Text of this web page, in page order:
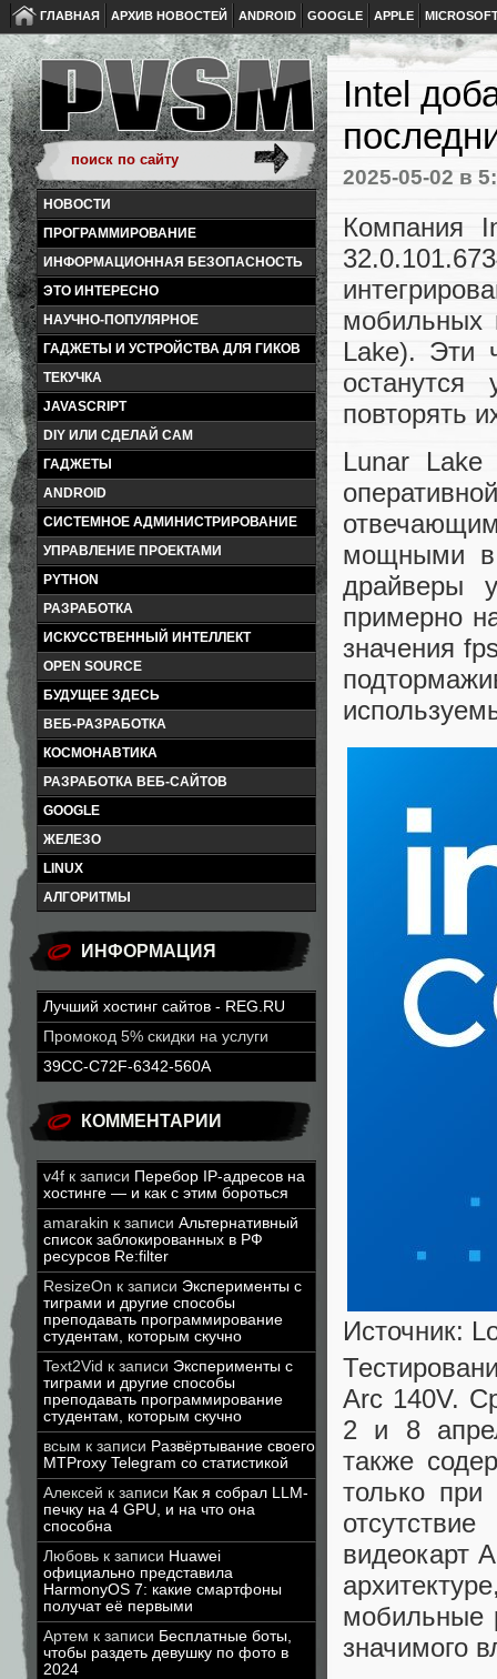
ГЛАВНАЯ АРХИВ НОВОСТЕЙ ANDROID GOOGLE APPLE
НОВОСТИ
ПРОГРАММИРОВАНИЕ
ИНФОРМАЦИОННАЯ БЕЗОПАСНОСТЬ
ЭТО ИНТЕРЕСНО
НАУЧНО-ПОПУЛЯРНОЕ
ГАДЖЕТЫ И УСТРОЙСТВА ДЛЯ ГИКОВ
ТЕКУЧКА
JAVASCRIPT
DIY ИЛИ СДЕЛАЙ САМ
ГАДЖЕТЫ
ANDROID
СИСТЕМНОЕ АДМИНИСТРИРОВАНИЕ
УПРАВЛЕНИЕ ПРОЕКТАМИ
PYTHON
РАЗРАБОТКА
ИСКУССТВЕННЫЙ ИНТЕЛЛЕКТ
OPEN SOURCE
БУДУЩЕЕ ЗДЕСЬ
ВЕБ-РАЗРАБОТКА
КОСМОНАВТИКА
РАЗРАБОТКА ВЕБ-САЙТОВ
GOOGLE
ЖЕЛЕЗО
LINUX
АЛГОРИТМЫ
ИНФОРМАЦИЯ
Лучший хостинг сайтов - REG.RU
Промокод 5% скидки на услуги
39CC-C72F-6342-560A
КОММЕНТАРИИ
v4f к записи Перебор IP-адресов на
хостинге — и как с этим бороться
amarakin к записи Альтернативный
список заблокированных в РФ
ресурсов Re:filter
ResizeOn к записи Эксперименты с
тиграми и другие способы
преподавать программирование
студентам, которым скучно
Text2Vid к записи Эксперименты с
тиграми и другие способы
преподавать программирование
студентам, которым скучно
всым к записи Развёртывание своего
MTProxy Telegram со статистикой
Алексей к записи Как я собрал LLM-
печку на 4 GPU, и на что она
способна
Любовь к записи Huawei
официально представила
HarmonyOS 7: какие смартфоны
получат её первыми
Артем к записи Бесплатные боты,
чтобы раздеть девушку по фото в
2024
Intel
2025-05-02 в
Компания
мобильных
Lake). Эти
повторять
Lunar Lake
мощными в
драйверы
примерно
значения
Источник:
Arc 140V.
2 и 8
также
только
видеокарт
мобильные
значимого